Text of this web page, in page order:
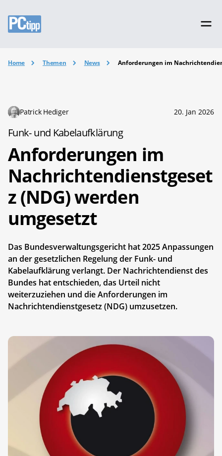
Home Themen News Anforderungen im
Patrick Hediger 20. Jan 2026
Funk- und Kabelaufklärung
Anforderungen im
Nachrichtendienstgeset
z (NDG) werden
umgesetzt
Das Bundesverwaltungsgericht hat 2025 Anpassungen
an der gesetzlichen Regelung der Funk- und
Kabelaufklärung verlangt. Der Nachrichtendienst des
Bundes hat entschieden, das Urteil nicht
weiterzuziehen und die Anforderungen im
Nachrichtendienstgesetz (NDG) umzusetzen.